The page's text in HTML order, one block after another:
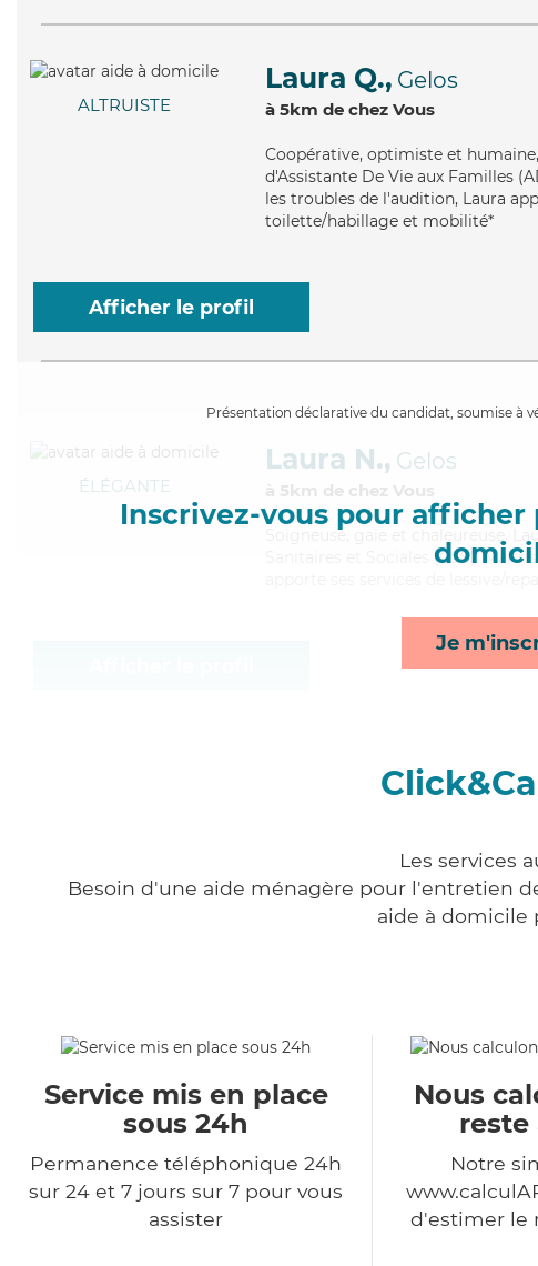
ALTRUISTE
Laura Q., Gelos
à 5km de chez Vous
Coopérative, optimiste et
d'Assistante De Vie aux Familles
les troubles de l'audition, Laura
toilette/habillage et mobilité*
Afficher le profil
Présentation déclarative du candidat, soumise à
Inscrivez-vous pour afficher
Je
ÉLÉGANTE
Laura N., Gelos
à 5km de chez Vous
Soigneuse
, gaie et chaleureuse,
Sanitaires et Sociales (CSS).
Les services
Besoin d'une aide ménagère pour l'entretien
aide à domicile
Service mis en place
sous 24h
Permanence téléphonique 24h
sur 24 et 7 jours sur 7 pour vous
assister
Nous
reste
Notre
d'estimer le